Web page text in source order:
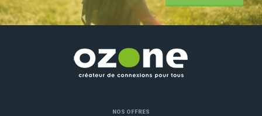
NOS OFFRES